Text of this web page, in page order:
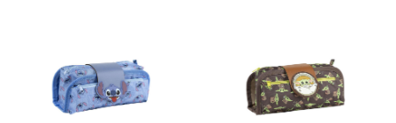
39 40